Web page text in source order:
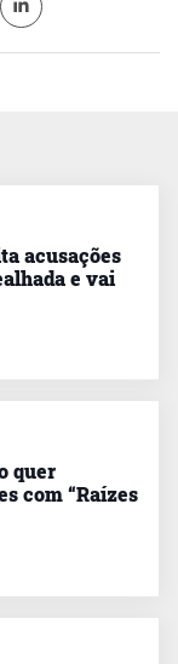
acusações
e vai
quer
com “Raízes